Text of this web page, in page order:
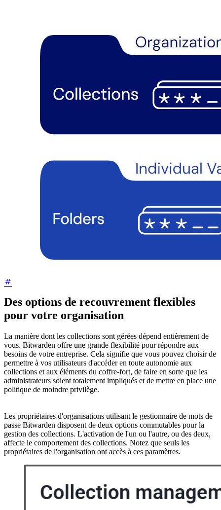
Des options de recouvrement flexibles
pour votre organisation
La manière dont les collections sont gérées dépend entièrement de
vous. Bitwarden offre une grande flexibilité pour répondre aux
besoins de votre entreprise. Cela signifie que vous pouvez choisir de
permettre à vos utilisateurs d'accéder en toute autonomie aux
collections et aux éléments du coffre-fort, de faire en sorte que les
administrateurs soient totalement impliqués et de mettre en place une
politique de moindre privilège.
Les propriétaires d'organisations utilisant le gestionnaire de mots de
passe Bitwarden disposent de deux options commutables pour la
gestion des collections. L'activation de l'un ou l'autre, ou des deux,
affecte le comportement des collections. Notez que seuls les
propriétaires de l'organisation ont accès à ces paramètres.